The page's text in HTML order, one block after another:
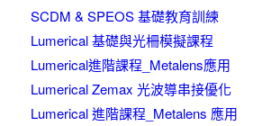
SCDM & SPEOS 基礎教育訓練
Lumerical 基礎與光柵模擬課程
Lumerical進階課程_Metalens應用
Lumerical Zemax 光波導串接優化
Lumerical 進階課程_Metalens 應用